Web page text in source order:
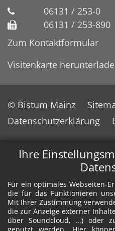
Ihre
Für ein optimales Webseiten-
die für das Funktionieren
Mit Ihrer Zustimmung
die zur Anzeige externer
über Soundcloud, ...) oder
06131 / 253-0
06131 / 253-890
Zum Kontaktformular
Visitenkarte
© Bistum Mainz
Datenschutzerklärung